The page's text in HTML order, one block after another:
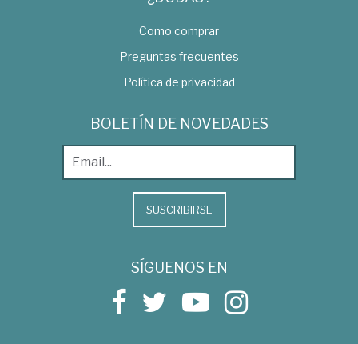
Como comprar
Preguntas frecuentes
Política de privacidad
BOLETÍN DE NOVEDADES
SUSCRIBIRSE
SÍGUENOS EN